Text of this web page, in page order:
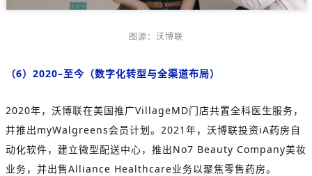
图源：沃博联
（6）2020–至今（数字化转型与全渠道布局）
2020年，沃博联在美国推广VillageMD门店共置全科医生服务，
并推出myWalgreens会员计划。2021年， 沃博联投资iA药房自
动化软件，建立微型配送中心，推出No7 Beauty Company美妆
业务，并出售Alliance Healthcare业务以聚焦零售药房。